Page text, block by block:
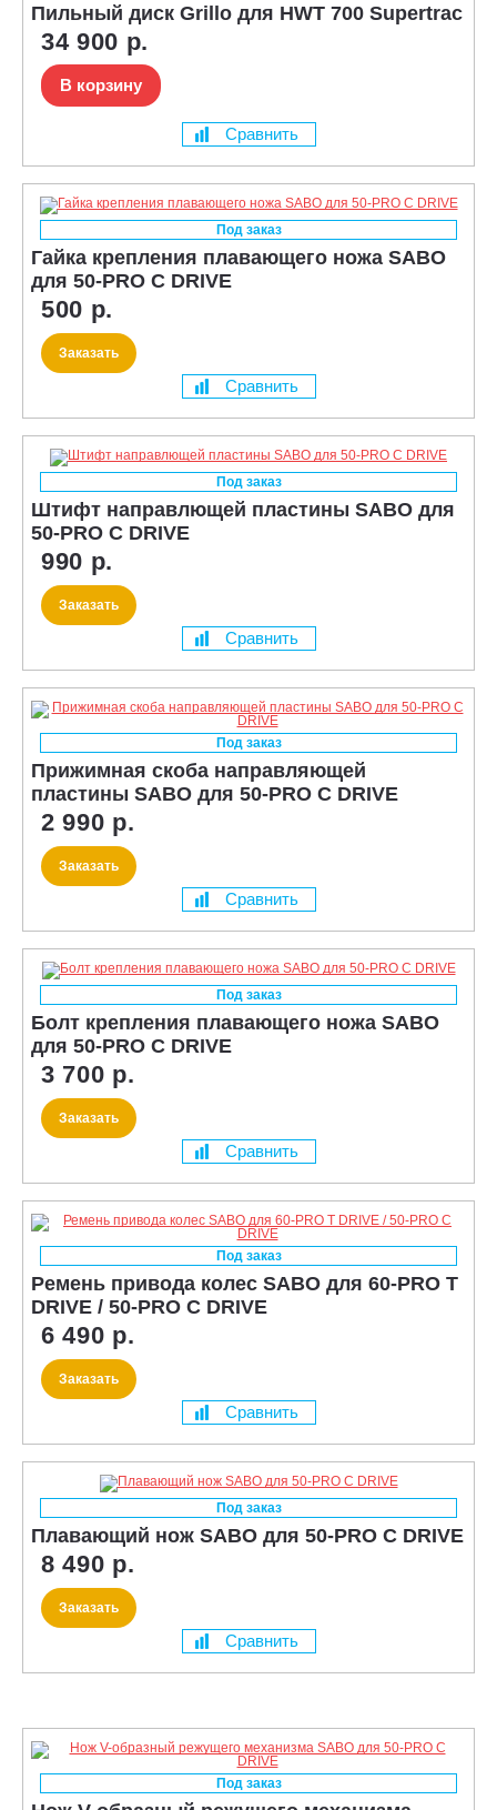
Пильный диск Grillo для HWT 700 Supertrac
34 900 р.
В корзину
Сравнить
Под заказ
Гайка крепления плавающего ножа SABO
для 50-PRO C DRIVE
500 р.
Заказать
Сравнить
Под заказ
Штифт направлющей пластины SABO для
50-PRO C DRIVE
990 р.
Заказать
Сравнить
Под заказ
Прижимная скоба направляющей
пластины SABO для 50-PRO C DRIVE
2 990 р.
Заказать
Сравнить
Под заказ
Болт крепления плавающего ножа SABO
для 50-PRO C DRIVE
3 700 р.
Заказать
Сравнить
Под заказ
Ремень привода колес SABO для 60-PRO T
DRIVE / 50-PRO C DRIVE
6 490 р.
Заказать
Сравнить
Под заказ
Плавающий нож SABO для 50-PRO C DRIVE
8 490 р.
Заказать
Сравнить
Под заказ